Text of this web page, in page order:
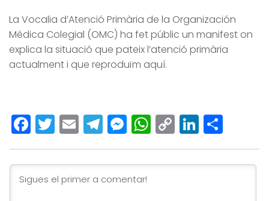
La Vocalia d’Atenció Primària de la Organización
Médica Colegial (OMC) ha fet públic un manifest on
explica la situació que pateix l’atenció primària
actualment i que reproduïm aquí.
Facebook
Twitter
EmailTelegram
Messenger
WhatsApp
Copy
Link